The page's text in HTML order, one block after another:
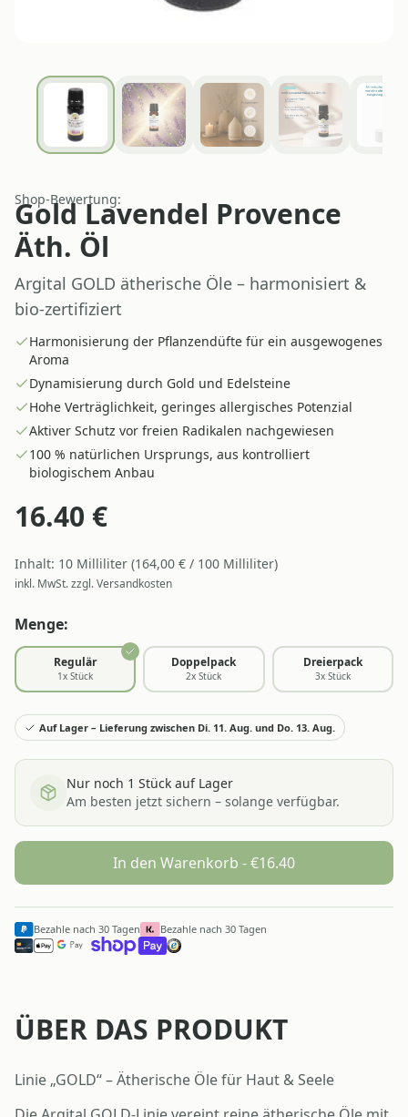
Shop-Bewertung:
Gold Lavendel Provence
Äth. Öl
Argital GOLD ätherische Öle – harmonisiert &
bio-zertifiziert
Harmonisierung der Pflanzendüfte für ein ausgewogenes
Aroma
Dynamisierung durch Gold und Edelsteine
Hohe Verträglichkeit, geringes allergisches Potenzial
Aktiver Schutz vor freien Radikalen nachgewiesen
100 % natürlichen Ursprungs, aus kontrolliert
biologischem Anbau
16.40 €
Inhalt: 10 Milliliter (164,00 € / 100 Milliliter)
inkl. MwSt. zzgl. Versandkosten
Menge:
Regulär
1x Stück
Doppelpack
2x Stück
Dreierpack
3x Stück
Auf Lager – Lieferung zwischen Di. 11. Aug. und Do. 13. Aug.
Nur noch 1 Stück auf Lager
Am besten jetzt sichern – solange verfügbar.
In den Warenkorb - €16.40
Bezahle nach 30 Tagen Bezahle nach 30 Tagen
ÜBER DAS PRODUKT
Linie „GOLD“ – Ätherische Öle für Haut & Seele